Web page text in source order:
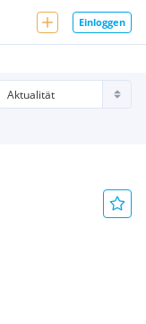
Einloggen